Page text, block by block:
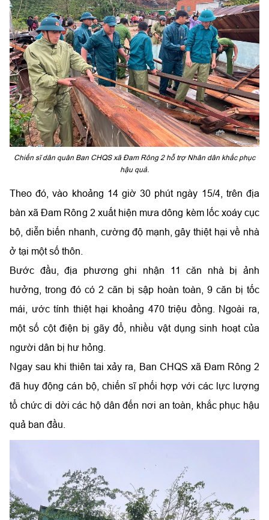
Chiến sĩ dân quân Ban CHQS xã Đam Rông 2 hỗ trợ Nhân dân khắc phục
hậu quả.
Theo đó, vào khoảng 14 giờ 30 phút ngày 15/4, trên địa
bàn xã Đam Rông 2 xuất hiện mưa dông kèm lốc xoáy cục
bộ, diễn biến nhanh, cường độ mạnh, gây thiệt hại về nhà
ở tại một số thôn.
Bước đầu, địa phương ghi nhận 11 căn nhà bị ảnh
hưởng, trong đó có 2 căn bị sập hoàn toàn, 9 căn bị tốc
mái, ước tính thiệt hại khoảng 470 triệu đồng. Ngoài ra,
một số cột điện bị gãy đổ, nhiều vật dụng sinh hoạt của
người dân bị hư hỏng.
Ngay sau khi thiên tai xảy ra, Ban CHQS xã Đam Rông 2
đã huy động cán bộ, chiến sĩ phối hợp với các lực lượng
tổ chức di dời các hộ dân đến nơi an toàn, khắc phục hậu
quả ban đầu.